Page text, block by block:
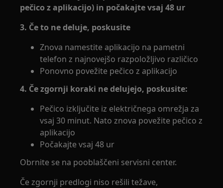
pečico z aplikacijo) in počakajte vsaj 48 ur
3. Če to ne deluje, poskusite
Znova namestite aplikacijo na pametni
telefon z najnovejšo razpoložljivo različico
Ponovno povežite pečico z aplikacijo
4. Če zgornji koraki ne delujejo, poskusite:
Pečico izključite iz električnega omrežja za
vsaj 30 minut. Nato znova povežite pečico z
aplikacijo
Počakajte vsaj 48 ur
Obrnite se na pooblaščeni servisni center.
Če zgornji predlogi niso rešili težave,